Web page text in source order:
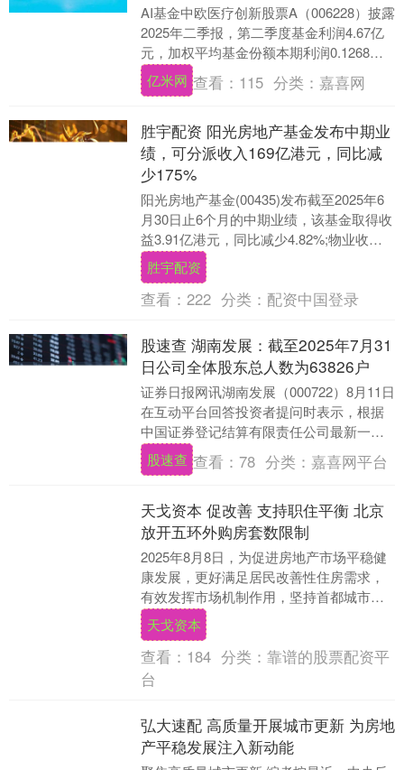
AI基金中欧医疗创新股票A（006228）披露
2025年二季报，第二季度基金利润4.67亿
元，加权平均基金份额本期利润0.1268
元。报告期内，基金净值增长率为....
亿米网 查看： 115 分类：嘉喜网
胜宇配资 阳光房地产基金发布中期业
绩，可分派收入169亿港元，同比减
少175%
阳光房地产基金(00435)发布截至2025年6
月30日止6个月的中期业绩，该基金取得收
益3.91亿港元，同比减少4.82%;物业收入
净额3.07亿港元，同比减....
胜宇配资
查看： 222 分类： 配资中国登录
股速查 湖南发展：截至2025年7月31
日公司全体股东总人数为63826户
证券日报网讯湖南发展（000722）8月11日
在互动平台回答投资者提问时表示，根据
中国证券登记结算有限责任公司最新一期
下发的股东名册，截至2025年7月31日，....
股速查 查看：78 分类：嘉喜网平台
天戈资本 促改善 支持职住平衡 北京
放开五环外购房套数限制
2025年8月8日，为促进房地产市场平稳健
康发展，更好满足居民改善性住房需求，
有效发挥市场机制作用，坚持首都城市战
略定位，落实好城市总体规划，北京市住
房和城乡建....
天戈资本
查看： 184 分类： 靠谱的股票配资平
台
弘大速配 高质量开展城市更新 为房地
产平稳发展注入新动能